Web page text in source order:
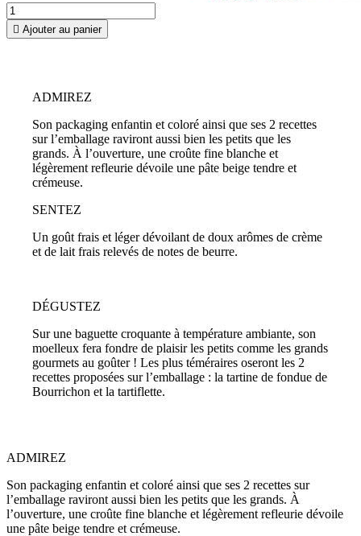
 Ajouter au panier
ADMIREZ
Son packaging enfantin et coloré ainsi que ses 2 recettes
sur l’emballage raviront aussi bien les petits que les
grands. À l’ouverture, une croûte fine blanche et
légèrement refleurie dévoile une pâte beige tendre et
crémeuse.
SENTEZ
Un goût frais et léger dévoilant de doux arômes de crème
et de lait frais relevés de notes de beurre.
DÉGUSTEZ
Sur une baguette croquante à température ambiante, son
moelleux fera fondre de plaisir les petits comme les grands
gourmets au goûter ! Les plus téméraires oseront les 2
recettes proposées sur l’emballage : la tartine de fondue de
Bourrichon et la tartiflette.
ADMIREZ
Son packaging enfantin et coloré ainsi que ses 2 recettes sur
l’emballage raviront aussi bien les petits que les grands. À
l’ouverture, une croûte fine blanche et légèrement refleurie dévoile
une pâte beige tendre et crémeuse.